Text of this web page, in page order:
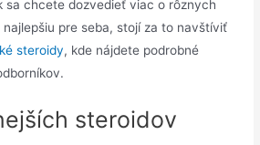
sa chcete dozvedieť viac o rôznych
pre seba, stojí za to navštíviť
steroidy, kde nájdete podrobné
steroidov